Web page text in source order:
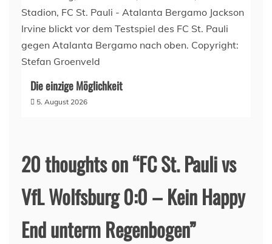
Die einzige Möglichkeit
5. August 2026
20 thoughts on “FC St. Pauli vs
VfL Wolfsburg 0:0 – Kein Happy
End unterm Regenbogen”